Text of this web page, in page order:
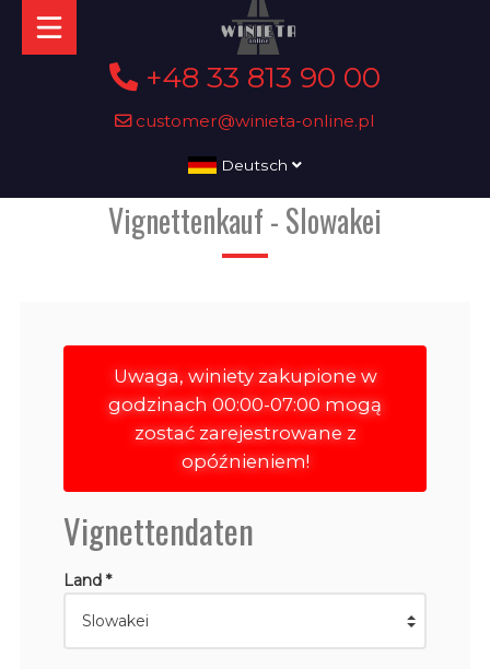
+48 33 813 90 00
customer@winieta-online.pl
Deutsch
Vignettenkauf - Slowakei
Uwaga, winiety zakupione w
godzinach 00:00-07:00 mogą
zostać zarejestrowane z
opóźnieniem!
Vignettendaten
Land *